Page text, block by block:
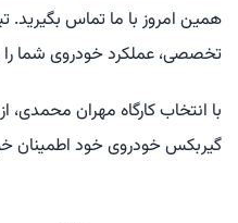
همین امروز با ما تماس بگیرید.
تخصصی، عملکرد خودروی شما را
با انتخاب کارگاه مهران
گیربکس خودروی خود اطمینان